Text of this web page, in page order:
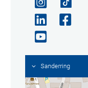
Sanderring